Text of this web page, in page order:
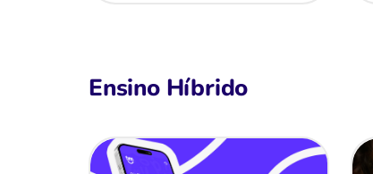
Ensino Híbrido